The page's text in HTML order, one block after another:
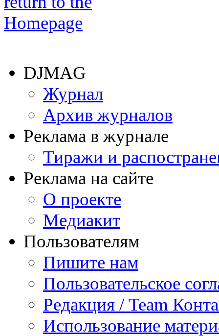
DJMAG
Журнал
Архив журналов
Реклама в журнале
Тиражи и
Реклама на сайте
О проекте
Медиакит
Пользователям
Пишите нам
Пользовательское
Редакция / Team
Использование